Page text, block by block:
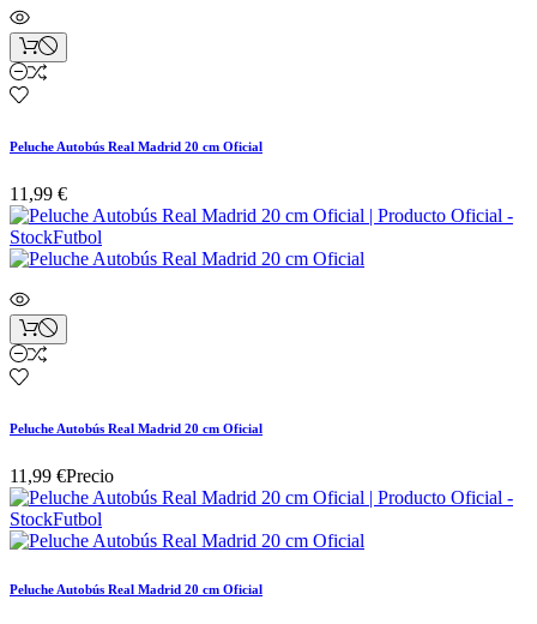
Peluche Autobús Real Madrid 20 cm Oficial
11,99 €
Peluche Autobús Real Madrid 20 cm Oficial
11,99 €Precio
Peluche Autobús Real Madrid 20 cm Oficial